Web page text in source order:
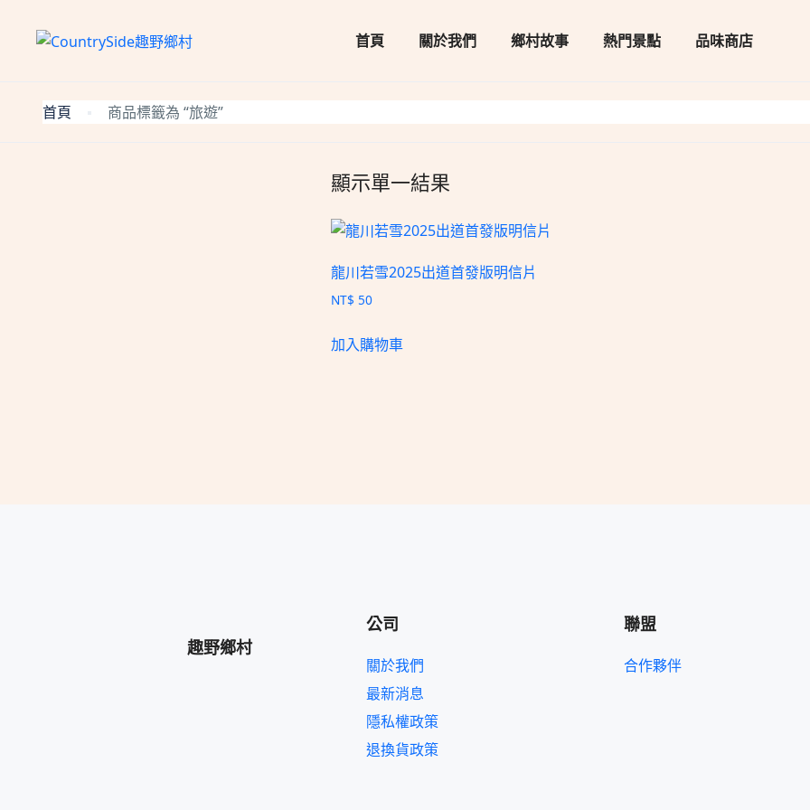
首頁 關於我們 鄉村故事 熱門景點 品味商店
首頁 商品標籤為 “旅遊”
顯示單一結果
龍川若雪2025出道首發版明信片
NT$ 50
加入購物車
趣野鄉村
公司
關於我們
最新消息
隱私權政策
退換貨政策
聯盟
合作夥伴